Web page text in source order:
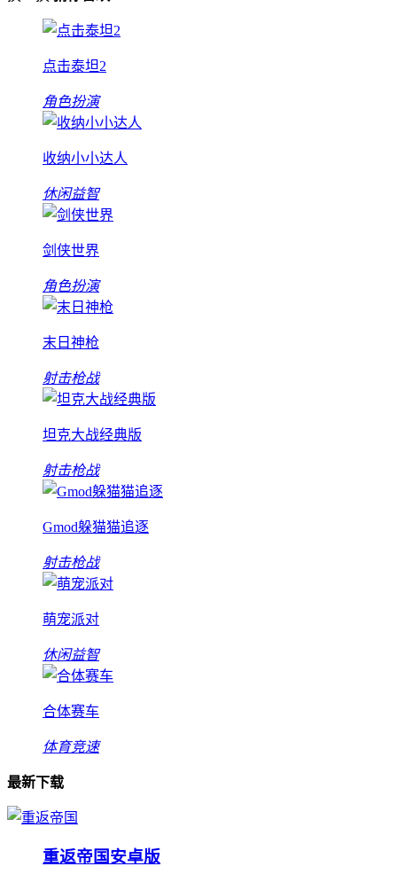
点击泰坦2
角色扮演
收纳小小达人
休闲益智
剑侠世界
角色扮演
末日神枪
射击枪战
坦克大战经典版
射击枪战
Gmod躲猫猫追逐
射击枪战
萌宠派对
休闲益智
合体赛车
体育竞速
最新下载
重返帝国安卓版